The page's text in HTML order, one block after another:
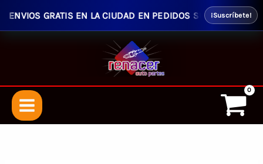
GRATIS EN LA CIUDAD EN PEDIDOS SUPERIORES
¡Suscríbete!